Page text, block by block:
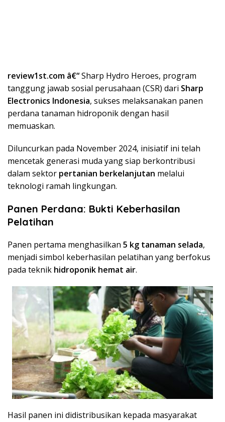
review1st.com â€“Sharp Hydro Heroes, program
tanggung jawab sosial perusahaan (CSR) dari Sharp
Electronics Indonesia, sukses melaksanakan panen
perdana tanaman hidroponik dengan hasil
memuaskan.
Diluncurkan pada November 2024, inisiatif ini telah
mencetak generasi muda yang siap berkontribusi
dalam sektor pertanian berkelanjutan melalui
teknologi ramah lingkungan.
Panen Perdana: Bukti Keberhasilan
Pelatihan
Panen pertama menghasilkan 5 kg tanaman selada,
menjadi simbol keberhasilan pelatihan yang berfokus
pada teknik hidroponik hemat air.
Hasil panen ini didistribusikan kepada masyarakat